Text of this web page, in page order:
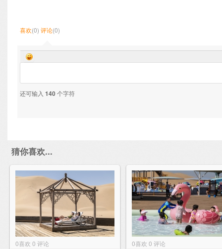
喜欢(0) 评论(0)
还可输入 140个字符
猜你喜欢...
0喜欢 0 评论
0喜欢 0 评论